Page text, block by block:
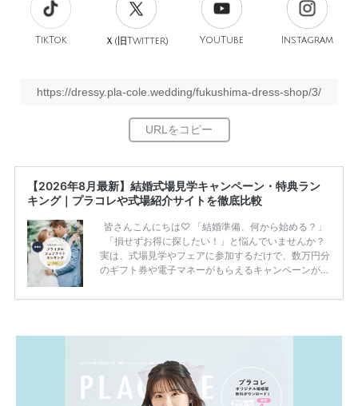
TikTok Ｘ(旧Twitter) YouTube Instagram
https://dressy.pla-cole.wedding/fukushima-dress-shop/3/
【2026年8月最新】結婚式場見学キャンペーン・特典ラン
キング｜プラコレや式場紹介サイトを徹底比較
皆さんこんにちは♡ 「結婚準備、何から始める？」
「損せずお得に探したい！」と悩んでいませんか？
実は、式場見学やフェアに参加するだけで、数万円分
のギフト券や電子マネーがもらえるキャンペーンがあ
ため、比較せずに選ぶと損をしてしまうことも……。
一番お得？」「プラコレの特典は？」といった疑問も
解決します。 まずは診断で候補を絞れる「ウェディ
ング診断」か、体験型 […]続きを読む